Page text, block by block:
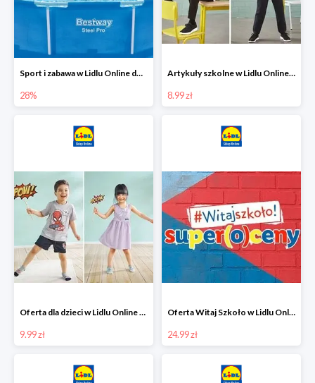
Sport i zabawa w Lidlu Online do -28%
28%
Artykuły szkolne w Lidlu Online od 8,99 zł
8.99 zł
Oferta dla dzieci w Lidlu Online od 9,99 zł
9.99 zł
Oferta Witaj Szkoło w Lidlu Online od 24,99 zł
24.99 zł